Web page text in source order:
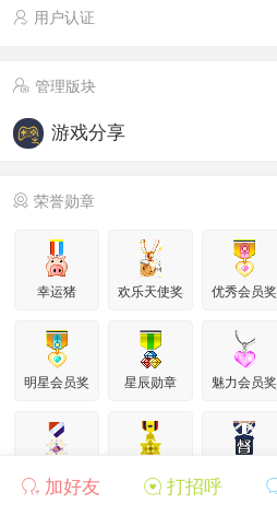
加好友 打招呼
用户认证
管理版块
游戏分享
荣誉勋章
幸运猪 欢乐天使奖 优秀会员奖
明星会员奖 星辰勋章 魅力会员奖